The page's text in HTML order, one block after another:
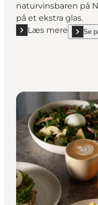
naturvinsbaren på
på et ekstra glas.
Læs mere
Læs mere Se
show